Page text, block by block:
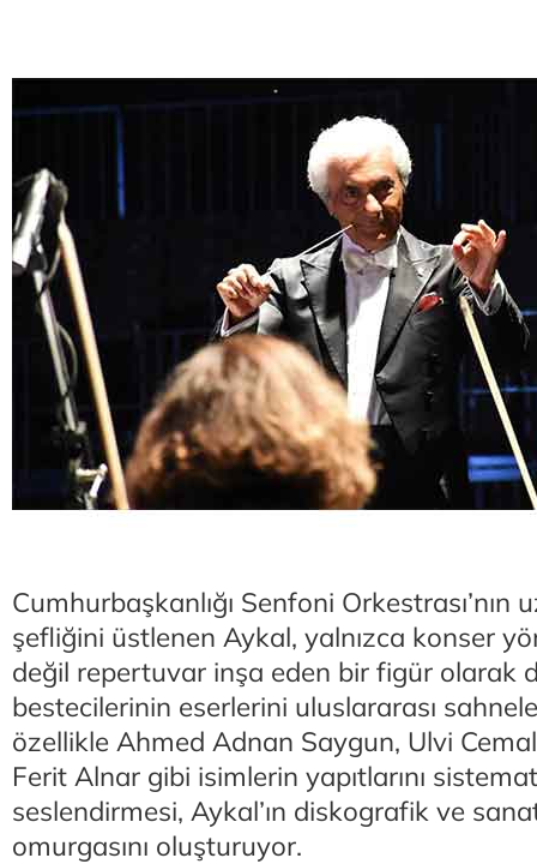
Cumhurbaşkanlığı Senfoni Orkestrası’nın
şefliğini üstlenen Aykal, yalnızca konser
değil repertuvar inşa eden bir figür olarak
bestecilerinin eserlerini uluslararası
özellikle Ahmed Adnan Saygun, Ulvi
Ferit Alnar gibi isimlerin yapıtlarını
seslendirmesi, Aykal’ın diskografik ve
omurgasını oluşturuyor.